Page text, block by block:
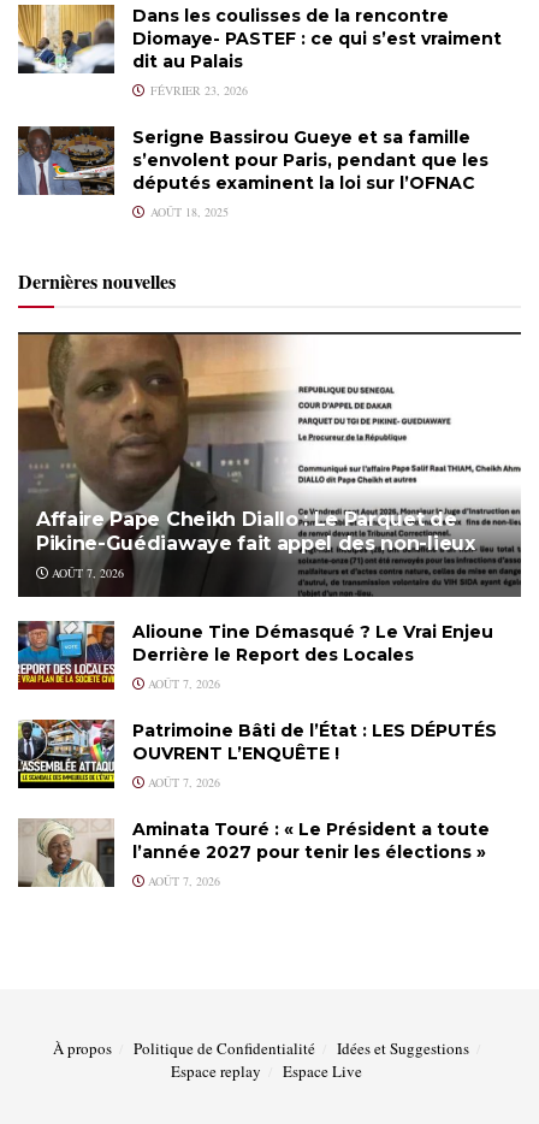
Dans les coulisses de la rencontre
Diomaye- PASTEF : ce qui s’est vraiment
dit au Palais
FÉVRIER 23, 2026
Serigne Bassirou Gueye et sa famille
s’envolent pour Paris, pendant que les
députés examinent la loi sur l’OFNAC
AOÛT 18, 2025
Dernières nouvelles
Affaire Pape Cheikh Diallo : Le Parquet de
Pikine-Guédiawaye fait appel des non-lieux
AOÛT 7, 2026
Alioune Tine Démasqué ? Le Vrai Enjeu
Derrière le Report des Locales
AOÛT 7, 2026
Patrimoine Bâti de l’État : LES DÉPUTÉS
OUVRENT L’ENQUÊTE !
AOÛT 7, 2026
Aminata Touré : « Le Président a toute
l’année 2027 pour tenir les élections »
AOÛT 7, 2026
À propos Politique de Confidentialité
Idées et Suggestions
Espace replay
Espace Live